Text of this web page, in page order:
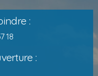
:
18
: